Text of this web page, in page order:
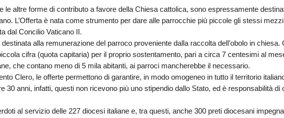
le altre forme di contributo a favore della Chiesa cattolica, sono espressamente
L’Offerta è nata come strumento per dare alle parrocchie più piccole gli stessi
dal Concilio Vaticano II.
alla remunerazione del parroco proveniente dalla raccolta dell’obolo in
cifra (quota capitaria) per il proprio sostentamento, pari a circa 7 centesimi al
che contano meno di 5 mila abitanti, ai parroci mancherebbe il necessario.
Clero, le offerte permettono di garantire, in modo omogeneo in tutto il territorio
30 anni, infatti, questi non ricevono più uno stipendio dallo Stato, ed è responsabilità di
al servizio delle 227 diocesi italiane e, tra questi, anche300 preti diocesani